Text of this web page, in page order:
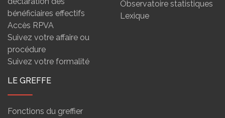
bénéficiaires effectifs
Accès RPVA
Suivez votre affaire ou
procédure
Suivez votre formalité
Observatoire statistiques
Lexique
LE GREFFE
Fonctions du greffier